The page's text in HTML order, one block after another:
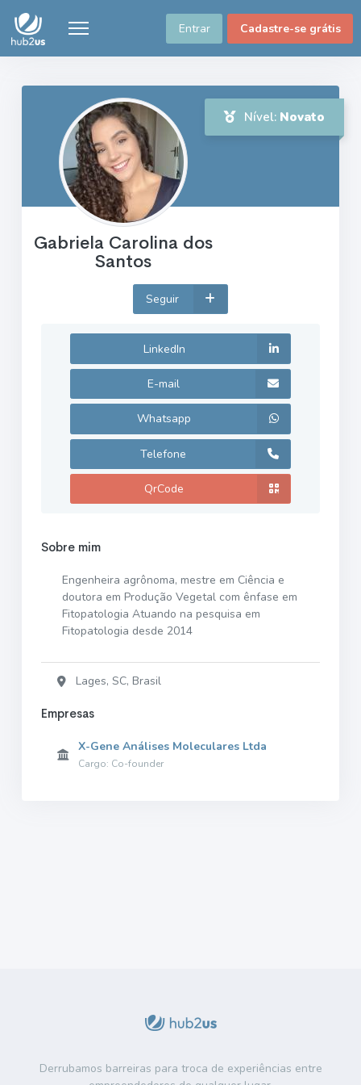
Entrar Cadastre-se grátis
Nível: Novato
Gabriela Carolina dos
Santos
Seguir
LinkedIn
E-mail
Whatsapp
Telefone
QrCode
Sobre mim
Engenheira agrônoma, mestre em Ciência e
doutora em Produção Vegetal com ênfase em
Fitopatologia Atuando na pesquisa em
Fitopatologia desde 2014
Lages, SC, Brasil
Empresas
X-Gene Análises Moleculares Ltda
Cargo: Co-founder
Derrubamos barreiras para troca de experiências entre